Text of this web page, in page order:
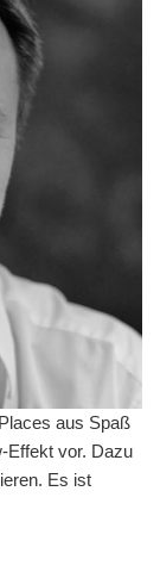
aus Spaß
Effekt vor. Dazu
Es ist